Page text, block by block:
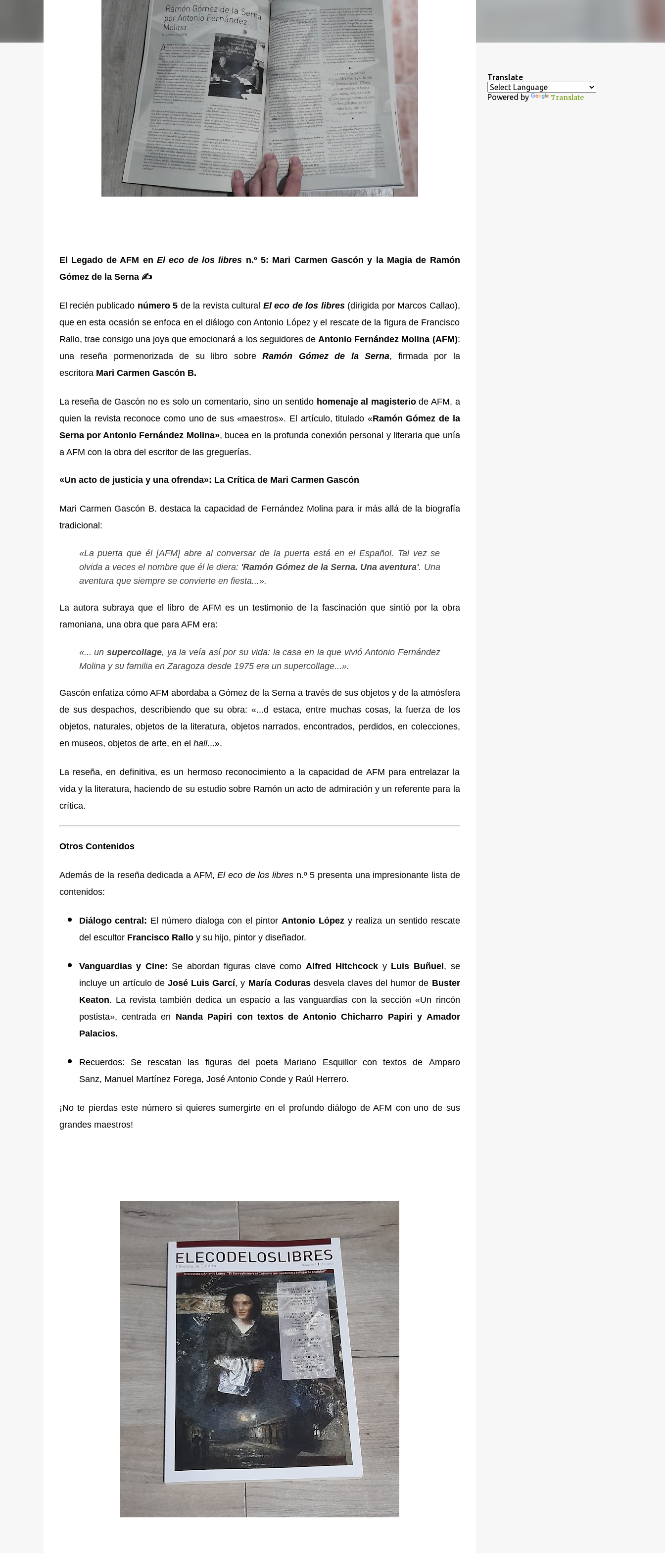
El Legado de AFM enEl eco de los libres n.º 5: Mari Carmen Gascón y la Magia de Ramón
Gómez de la Serna ✍️
El recién publicado número 5 de la revista cultural El eco de los libres (dirigida por Marcos Callao),
que en esta ocasión se enfoca en el diálogo con Antonio López y el rescate de la figura de Francisco
Rallo, trae consigo una joya que emocionará a los seguidores de Antonio Fernández Molina (AFM):
una reseña pormenorizada de su libro sobre
Ramón Gómez de la Serna, firmada por la
escritora Mari Carmen Gascón B.
La reseña de Gascón no es solo un comentario, sino un sentido homenaje al magisterio de AFM, a
quien la revista reconoce como uno de sus «maestros». El artículo, titulado «Ramón Gómez de la
Serna por Antonio Fernández Molina», bucea en la profunda conexión personal y literaria que unía
a AFM con la obra del escritor de las greguerías.
«Un acto de justicia y una ofrenda»: La Crítica de Mari Carmen Gascón
Mari Carmen Gascón B. destaca la capacidad de Fernández Molina para ir más allá de la biografía
tradicional:
«La puerta que él [AFM] abre al conversar de la puerta está en el Español. Tal vez se
olvida a veces el nombre que él le diera: 'Ramón Gómez de la Serna. Una aventura'. Una
aventura que siempre se convierte en fiesta...».
La autora subraya que el libro de AFM es un testimonio de la fascinación que sintió por la obra
ramoniana, una obra que para AFM era:
«... un supercollage, ya la veía así por su vida: la casa en la que vivió Antonio Fernández
Molina y su familia en Zaragoza desde 1975 era un supercollage...».
Gascón enfatiza cómo AFM abordaba a Gómez de la Serna a través de sus objetos y de la atmósfera
de sus despachos, describiendo que su obra: «...d estaca, entre muchas cosas, la fuerza de los
objetos, naturales, objetos de la literatura, objetos narrados, encontrados, perdidos, en colecciones,
en museos, objetos de arte, en el hall...».
La reseña, en definitiva, es un hermoso reconocimiento a la capacidad de AFM para entrelazar la
vida y la literatura, haciendo de su estudio sobre Ramón un acto de admiración y un referente para la
crítica.
Otros Contenidos
Además de la reseña dedicada a AFM,El eco de los libresn.º 5 presenta una impresionante lista de
contenidos:
Diálogo central: El número dialoga con el pintor Antonio Lópezy realiza un sentido rescate
del escultor Francisco Rallo y su hijo, pintor y diseñador.
Vanguardias y Cine: Se abordan figuras clave como Alfred Hitchcock y Luis Buñuel, se
incluye un artículo de José Luis Garcí, y María Coduras desvela claves del humor de Buster
Keaton. La revista también dedica un espacio a las vanguardias con la sección «Un rincón
postista», centrada en Nanda Papiri con textos de Antonio Chicharro Papiri y Amador
Palacios.
Recuerdos: Se rescatan las figuras del poeta Mariano Esquillor con textos de
Amparo
Sanz, Manuel Martínez Forega, José Antonio Conde y Raúl Herrero.
¡No te pierdas este número si quieres sumergirte en el profundo diálogo de AFM con uno de sus
grandes maestros!
Translate
Powered by Translate